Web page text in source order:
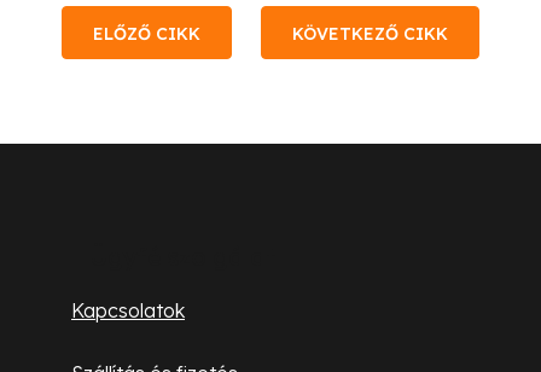
ELŐZŐ CIKK KÖVETKEZŐ CIKK
Kapcsolatok